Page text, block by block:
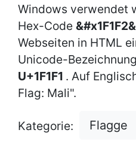
Windows verwendet
Hex-Code
Webseiten in HTML
Unicode-
U+1F1F1 . Auf
Flag: Mali".
Kategorie: Flagge